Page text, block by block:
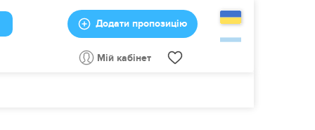
Додати пропозицію
Мій кабінет